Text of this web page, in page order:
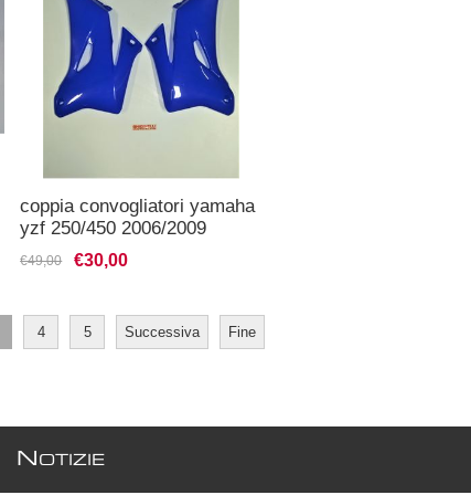
coppia convogliatori yamaha
yzf 250/450 2006/2009
€49,00 €30,00
4 5 Successiva Fine
N OTIZIE